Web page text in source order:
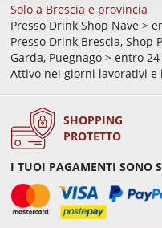
Solo a Brescia e provincia
Presso Drink Shop Nave >
Presso Drink Brescia, Shop
Garda, Puegnago > entro
Attivo nei giorni lavorativi e
SHOPPING
PROTETTO
I TUOI PAGAMENTI SONO